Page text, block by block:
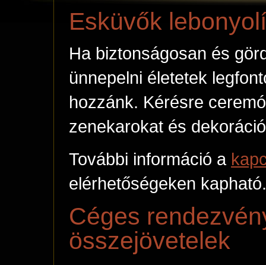
Esküvők
Ha biztonságosan és
ünnepelni életetek
hozzánk. Kérésre
zenekarokat és
További információ a
elérhetőségeken kapható.
Céges
összejövetelek